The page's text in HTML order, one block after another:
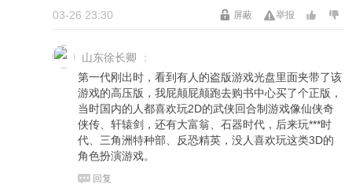
举报
屏蔽
03-26 23:30
山东徐长卿
:
第一代刚出时，看到有人的盗版游戏光盘里面夹带了该
游戏的高压版，我屁颠屁颠跑去购书中心买了个正版，
当时国内的人都喜欢玩2D的武侠回合制游戏像仙侠奇
侠传、轩辕剑，还有大富翁、石器时代，后来玩***时
代、三角洲特种部、反恐精英，没人喜欢玩这类3D的
角色扮演游戏。
回复